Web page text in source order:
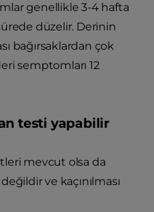
genellikle 3-4 hafta
düzelir. Derinin
bağırsaklardan çok
semptomları 12
testi yapabilir
mevcut olsa da
ve kaçınılması